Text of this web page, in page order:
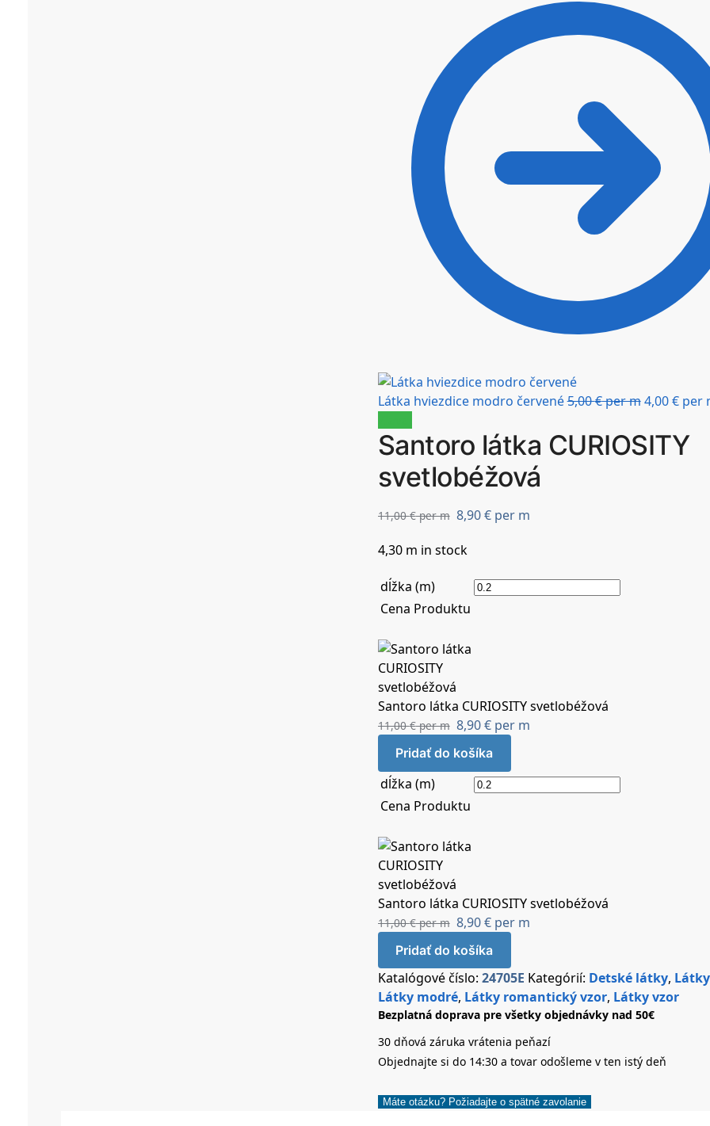
Látka hviezdice modro červené5,00€per m4,00€per
Santoro látka CURIOSITY
svetlobéžová
11,00€per m 8,90€per m
4,30 m in stock
dĺžka (m)
Cena Produktu
Santoro látka CURIOSITY svetlobéžová
11,00€per m 8,90€per m
Pridať do košíka
dĺžka (m)
Cena Produktu
Santoro látka CURIOSITY svetlobéžová
11,00€per m 8,90€per m
Pridať do košíka
Katalógové číslo: 24705E Kategórií: Detské látky,
Látky modré, Látky romantický vzor, Látky vzor
Bezplatná doprava pre všetky objednávky nad 50€
30 dňová záruka vrátenia peňazí
Objednajte si do 14:30 a tovar odošleme v ten istý deň
Máte otázku? Požiadajte o spätné zavolanie